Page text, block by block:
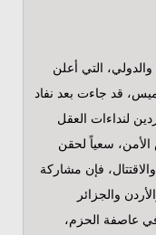
التي أعلن
قد جاءت بعد نفاد
لنداءات العقل
الأمن، سعياً لحقن
فإن مشاركة
والجزائر
عاصفة الحزم،